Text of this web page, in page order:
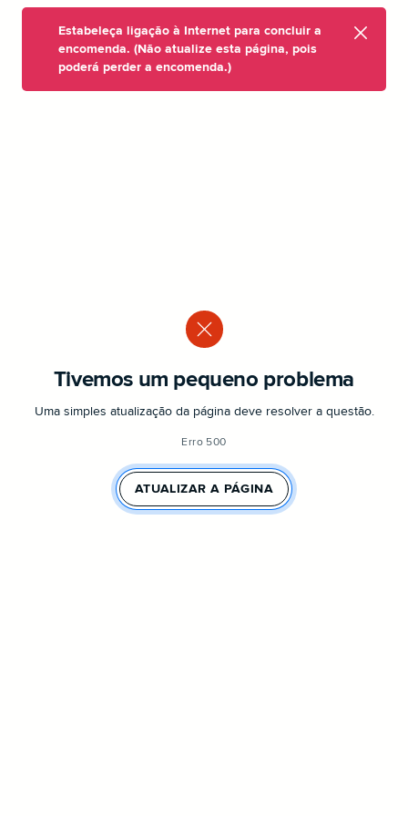
Estabeleça ligação à Internet para concluir a
encomenda. (Não atualize esta página, pois
poderá perder a encomenda.)
Tivemos um pequeno problema
Uma simples atualização da página deve resolver a questão.
Erro 500
ATUALIZAR A PÁGINA